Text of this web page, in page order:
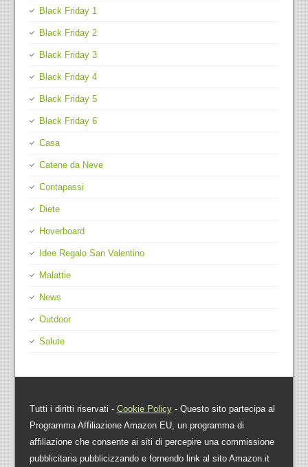
Black Friday 1
Black Friday 2
Black Friday 3
Black Friday 4
Black Friday 5
Black Friday 6
Casa
Catene da Neve
Contapassi
Diete
Hoverboard
Idee Regalo San Valentino
Malattie
News
Outdoor
Salute
Tutti i diritti riservati - Cookie Policy- Questo sito partecipa al
Programma Affiliazione Amazon EU, un programma di
affiliazione che consente ai siti di percepire una commissione
pubblicitaria pubblicizzando e fornendo link al sito Amazon.it